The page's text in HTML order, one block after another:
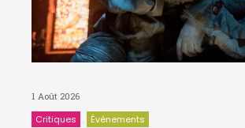
1 Août 2026
Critiques Événements